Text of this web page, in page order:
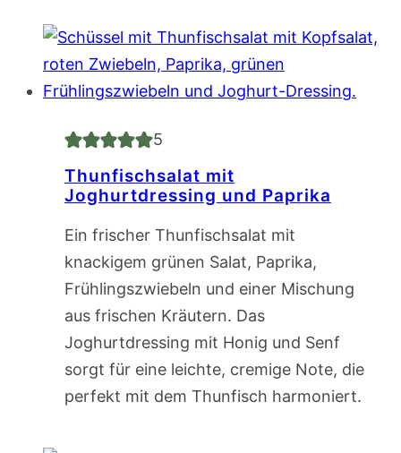
5
Thunfischsalat mit
Joghurtdressing und Paprika
Ein frischer Thunfischsalat mit
knackigem grünen Salat, Paprika,
Frühlingszwiebeln und einer Mischung
aus frischen Kräutern. Das
Joghurtdressing mit Honig und Senf
sorgt für eine leichte, cremige Note, die
perfekt mit dem Thunfisch harmoniert.